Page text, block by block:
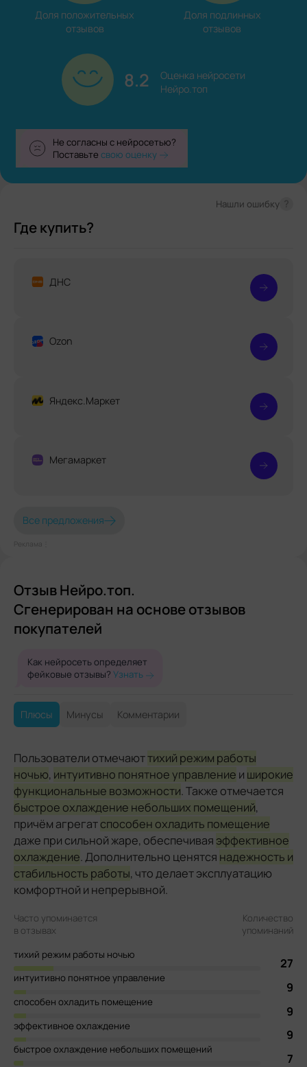
Доля положительных
отзывов
Доля подлинных
отзывов
8.2
Оценка нейросети
Нейро.топ
Не согласны с нейросетью?
Поставьтесвою оценку
Где купить?
Нашли ошибку
ДНС
Ozon
Яндекс.Маркет
Мегамаркет
Все предложения
Реклама⋮
Отзыв Нейро.топ.
Сгенерирован на основе отзывов
покупателей
Как нейросеть определяет
фейковые отзывы? Узнать
Плюсы Минусы Комментарии
Пользователи отмечаюттихий режим работы
ночью, интуитивно понятное управление и широкие
функциональные возможности. Также отмечается
быстрое охлаждение небольших помещений,
причём агрегатспособен охладить помещение
даже при сильной жаре, обеспечивая эффективное
охлаждение. Дополнительно ценятся надежность и
стабильность работы, что делает эксплуатацию
комфортной и непрерывной.
Часто упоминается
в отзывах
Количество
упоминаний
тихий режим работы ночью
27
интуитивно понятное управление
9
способен охладить помещение
9
эффективное охлаждение
9
быстрое охлаждение небольших помещений
7